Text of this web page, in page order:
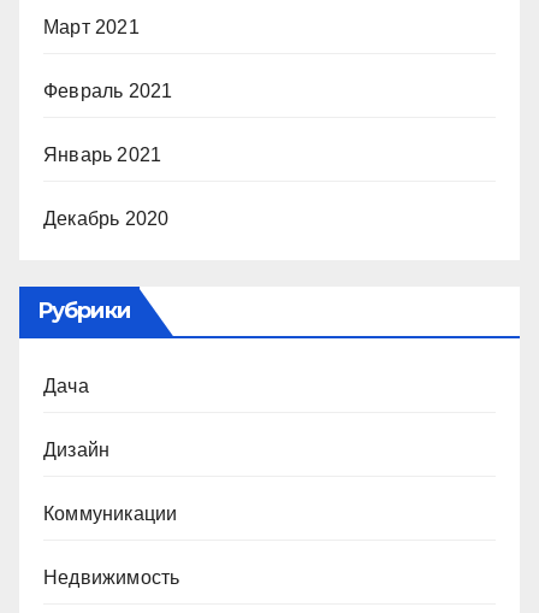
Март 2021
Февраль 2021
Январь 2021
Декабрь 2020
Рубрики
Дача
Дизайн
Коммуникации
Недвижимость